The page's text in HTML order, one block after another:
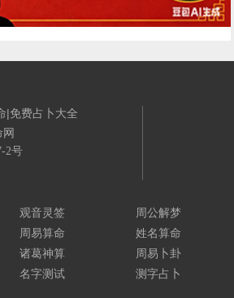
|免费占卜大全
2号
观音灵签
周易算命
诸葛神算
名字测试
周公解梦
姓名算命
周易卜卦
测字占卜